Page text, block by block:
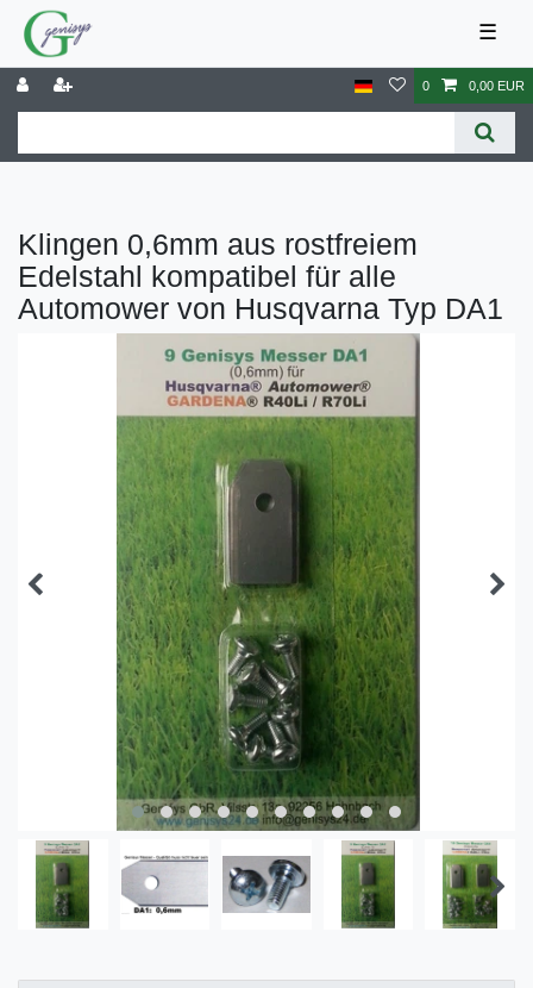
☰
0 0,00 EUR
Klingen 0,6mm aus rostfreiem
Edelstahl kompatibel für alle
Automower von Husqvarna Typ DA1